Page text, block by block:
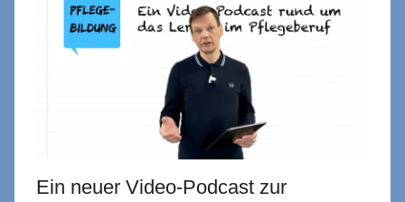
Ein neuer Video-Podcast zur